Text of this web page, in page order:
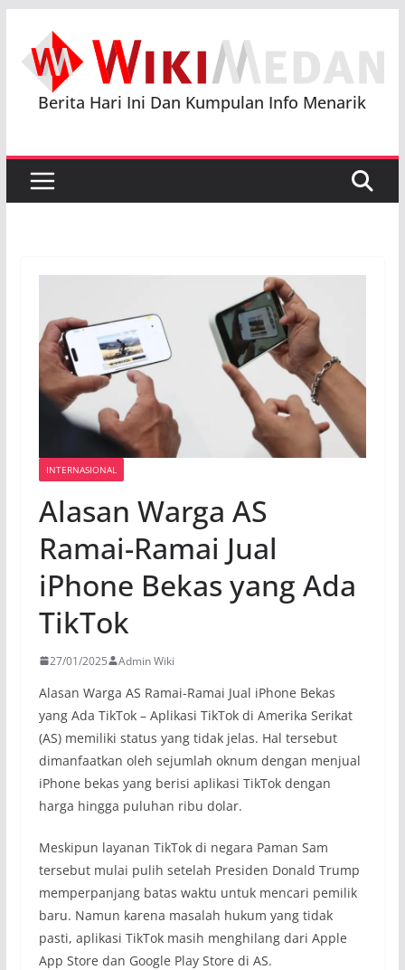
content
Berita Hari Ini Dan Kumpulan Info Menarik
INTERNASIONAL
Alasan Warga AS
Ramai-Ramai Jual
iPhone Bekas yang Ada
TikTok
27/01/2025 Admin Wiki
Alasan Warga AS Ramai-Ramai Jual iPhone Bekas
yang Ada TikTok – Aplikasi TikTok di Amerika Serikat
(AS) memiliki status yang tidak jelas. Hal tersebut
dimanfaatkan oleh sejumlah oknum dengan menjual
iPhone bekas yang berisi aplikasi TikTok dengan
harga hingga puluhan ribu dolar.
Meskipun layanan TikTok di negara Paman Sam
tersebut mulai pulih setelah Presiden Donald Trump
memperpanjang batas waktu untuk mencari pemilik
baru. Namun karena masalah hukum yang tidak
pasti, aplikasi TikTok masih menghilang dari Apple
App Store dan Google Play Store di AS.